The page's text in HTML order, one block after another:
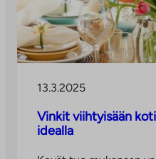
13.3.2025
Vinkit viihtyisään
idealla